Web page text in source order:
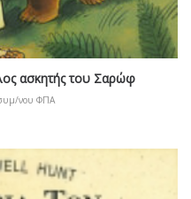
ασκητής του Σαρώφ
νου ΦΠΑ